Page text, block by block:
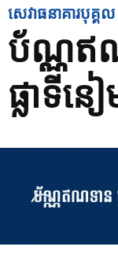
សេវាធនាគារបុគ្គល
ប័ណ្ណឥ
ផ្លាទីន